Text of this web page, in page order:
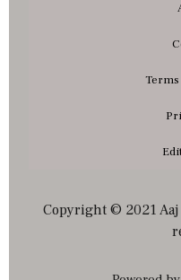
Copyright © 2021